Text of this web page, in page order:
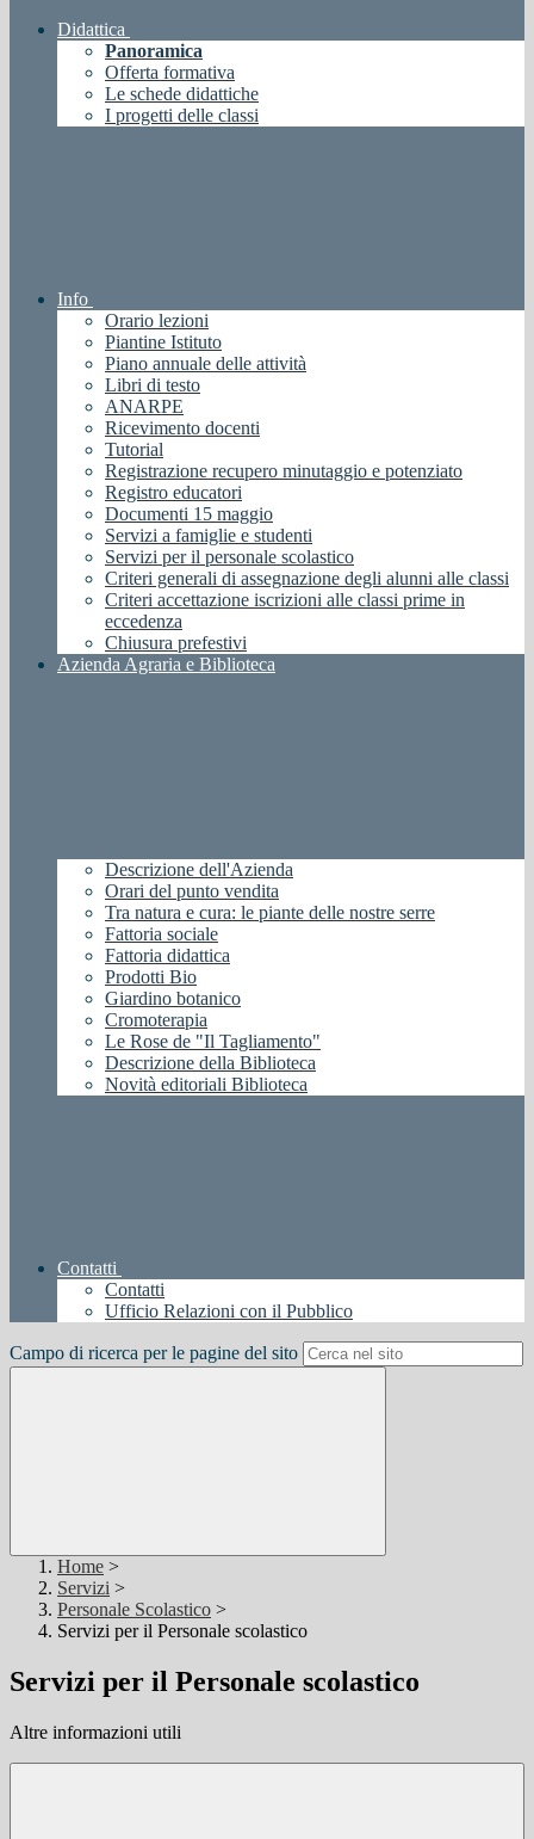
Didattica
Panoramica
Offerta formativa
Le schede didattiche
I progetti delle classi
Info
Orario lezioni
Piantine Istituto
Piano annuale delle attività
Libri di testo
ANARPE
Ricevimento docenti
Tutorial
Registrazione recupero minutaggio e potenziato
Registro educatori
Documenti 15 maggio
Servizi a famiglie e studenti
Servizi per il personale scolastico
Criteri generali di assegnazione degli alunni alle classi
Criteri accettazione iscrizioni alle classi prime in
eccedenza
Chiusura prefestivi
Azienda Agraria e Biblioteca
Descrizione dell'Azienda
Orari del punto vendita
Tra natura e cura: le piante delle nostre serre
Fattoria sociale
Fattoria didattica
Prodotti Bio
Giardino botanico
Cromoterapia
Le Rose de "Il Tagliamento"
Descrizione della Biblioteca
Novità editoriali Biblioteca
Contatti
Contatti
Ufficio Relazioni con il Pubblico
Campo di ricerca per le pagine del sito
Home >
Servizi >
Personale Scolastico >
Servizi per il Personale scolastico
Servizi per il Personale scolastico
Altre informazioni utili